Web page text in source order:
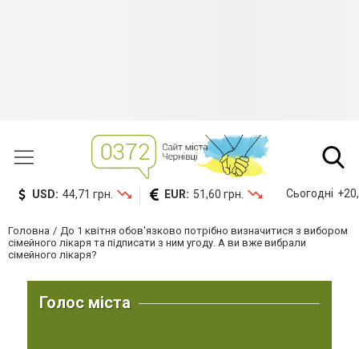
USD: 44,71 грн. EUR: 51,60 грн. Сьогодні
Головна
До 1 квітня обов'язково потрібно визначитися з вибором
сімейного лікаря та підписати з ним угоду. А ви вже вибрали
сімейного лікаря?
Голос міста